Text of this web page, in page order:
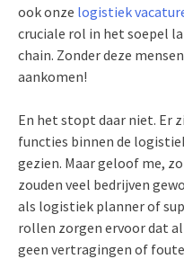
ook onze logistiek
cruciale rol in het soepel
chain. Zonder deze
aankomen!
En het stopt daar niet. Er
functies binnen de
gezien. Maar geloof me,
zouden veel bedrijven
als logistiek planner of
rollen zorgen ervoor dat
geen vertragingen of